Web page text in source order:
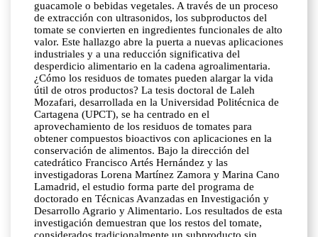
guacamole o bebidas vegetales. A través de un proceso
de extracción con ultrasonidos, los subproductos del
tomate se convierten en ingredientes funcionales de alto
valor. Este hallazgo abre la puerta a nuevas aplicaciones
industriales y a una reducción significativa del
desperdicio alimentario en la cadena agroalimentaria.
¿Cómo los residuos de tomates pueden alargar la vida
útil de otros productos? La tesis doctoral de Laleh
Mozafari, desarrollada en la Universidad Politécnica de
Cartagena (UPCT), se ha centrado en el
aprovechamiento de los residuos de tomates para
obtener compuestos bioactivos con aplicaciones en la
conservación de alimentos. Bajo la dirección del
catedrático Francisco Artés Hernández y las
investigadoras Lorena Martínez Zamora y Marina Cano
Lamadrid, el estudio forma parte del programa de
doctorado en Técnicas Avanzadas en Investigación y
Desarrollo Agrario y Alimentario. Los resultados de esta
investigación demuestran que los restos del tomate,